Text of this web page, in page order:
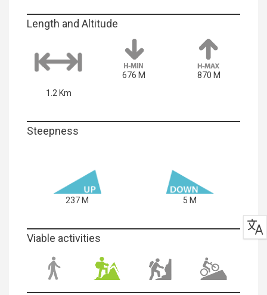
Length and Altitude
1.2 Km
676 M 870 M
Steepness
237 M 5 M
Viable activities